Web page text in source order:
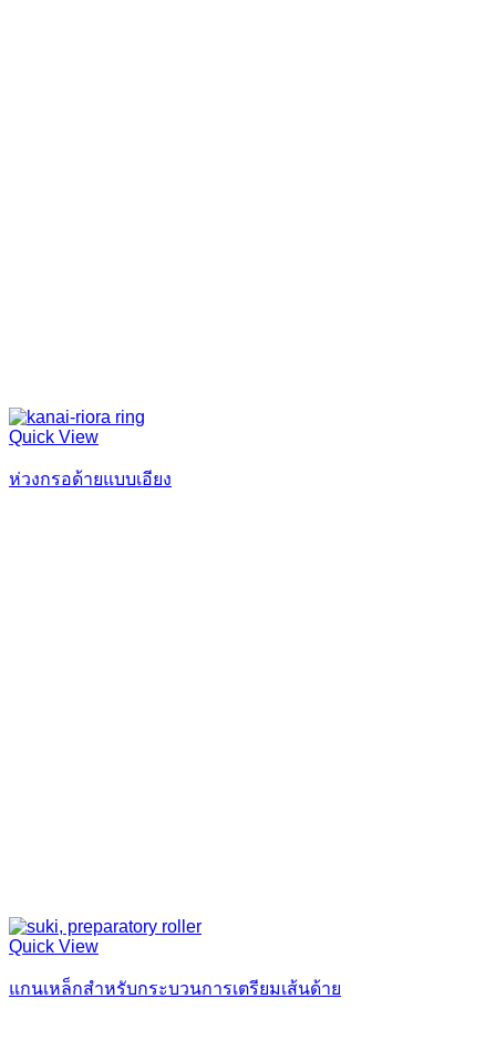
Quick View
ห่วงกรอด้ายแบบเอียง
Quick View
แกนเหล็กสำหรับกระบวนการเตรียมเส้นด้าย